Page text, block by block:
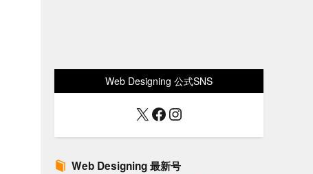
Web Designing 公式SNS
X Facebook
Instagram
Web Designing 最新号